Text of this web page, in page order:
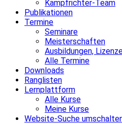
Kampfrichter-Team
Publikationen
Termine
Seminare
Meisterschaften
Ausbildungen,
Alle Termine
Downloads
Ranglisten
Lernplattform
Alle Kurse
Meine Kurse
Website-Suche